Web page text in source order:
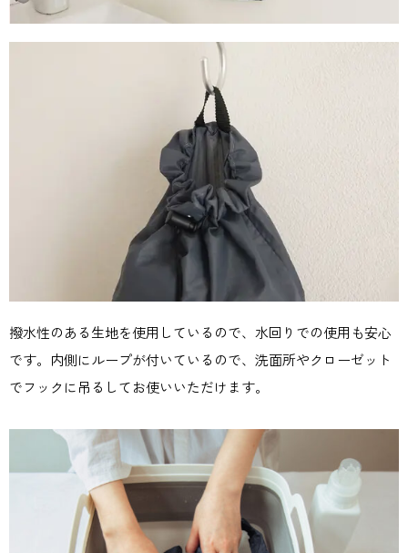
撥水性のある生地を使用しているので、水回りでの使用も安心
です。内側にループが付いているので、洗面所やクローゼット
でフックに吊るしてお使いいただけます。